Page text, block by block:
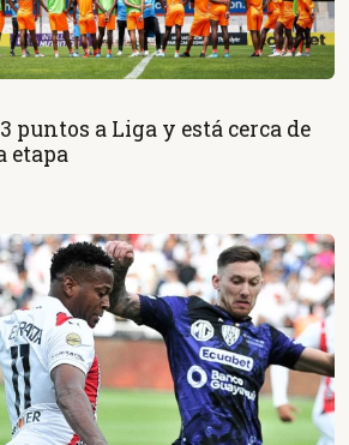
puntos a Liga y está cerca de
etapa